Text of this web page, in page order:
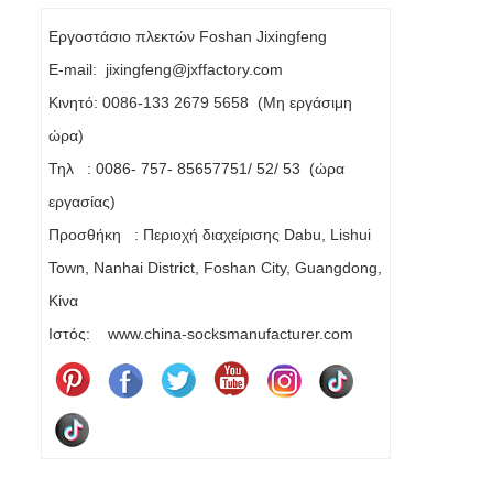
Εργοστάσιο πλεκτών Foshan Jixingfeng
E-mail: jixingfeng@jxffactory.com
Κινητό: 0086-133 2679 5658 (Μη εργάσιμη
ώρα)
Τηλ : 0086- 757- 85657751/ 52/ 53 (ώρα
εργασίας)
Προσθήκη : Περιοχή διαχείρισης Dabu, Lishui
Town, Nanhai District, Foshan City, Guangdong,
Κίνα
Ιστός: www.china-socksmanufacturer.com